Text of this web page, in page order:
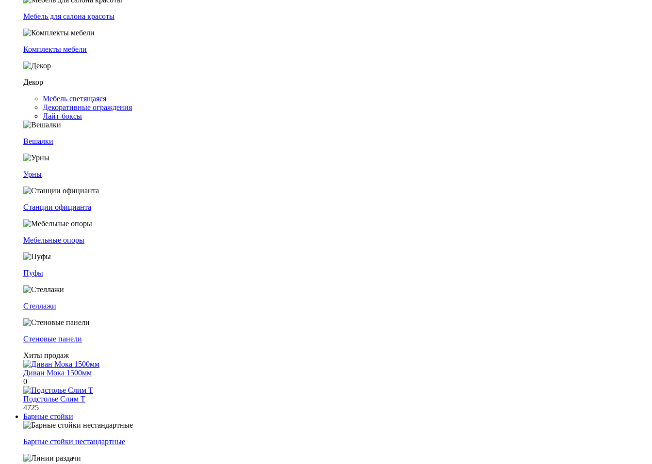
Мебель для салона красоты
Комплекты мебели
Декор
Мебель светящаяся
Декоративные ограждения
Лайт-боксы
Вешалки
Урны
Станции официанта
Мебельные опоры
Пуфы
Стеллажи
Стеновые панели
Хиты продаж
Диван Мока 1500мм
0
Подстолье Слим Т
4725
Барные стойки
Барные стойки нестандартные